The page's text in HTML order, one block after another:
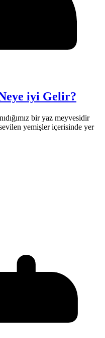
iyi Gelir?
bir yaz meyvesidir
yemişler içerisinde yer